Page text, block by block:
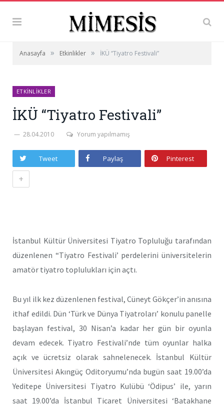
Anasayfa » Etkinlikler » İKÜ “Tiyatro Festivali”
ETKINLIKLER
İKÜ “Tiyatro Festivali”
28.04.2010 Yorum yapılmamış
Tweet Paylaş Pinterest
+
İstanbul Kültür Üniversitesi Tiyatro Topluluğu tarafından
düzenlenen “Tiyatro Festivali’ perdelerini üniversitelerin
amatör tiyatro toplulukları için açtı.
Bu yıl ilk kez düzenlenen festival, Cüneyt Gökçer’in anısına
ithaf edildi. Dün ‘Türk ve Dünya Tiyatroları’ konulu panelle
başlayan festival, 30 Nisan’a kadar her gün bir oyunla
devam edecek. Tiyatro Festivali’nde tüm oyunlar halka
açık ve ücretsiz olarak sahnelenecek. İstanbul Kültür
Üniversitesi Akıngüç Oditoryumu’nda bugün saat 19.00’da
Yeditepe Üniversitesi Tiyatro Kulübü ‘Ödipus’ ile, yarın
saat 19.00’da İstanbul Ticaret Üniversitesi ‘Batakhane